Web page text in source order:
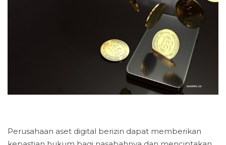
Perusahaan aset digital berizin dapat memberikan